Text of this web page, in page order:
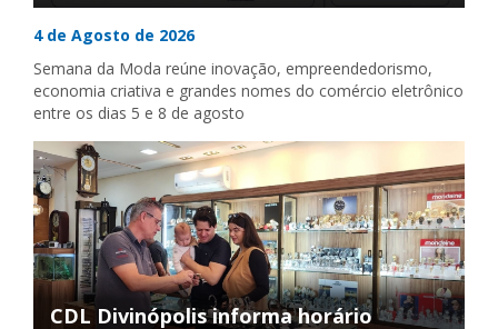
4 de Agosto de 2026
Semana da Moda reúne inovação, empreendedorismo,
economia criativa e grandes nomes do comércio eletrônico
entre os dias 5 e 8 de agosto
CDL Divinópolis informa horário